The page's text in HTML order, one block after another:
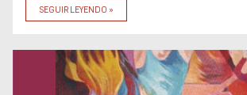
SEGUIR LEYENDO »